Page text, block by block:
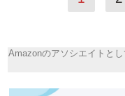
Amazonのアソシエイトと